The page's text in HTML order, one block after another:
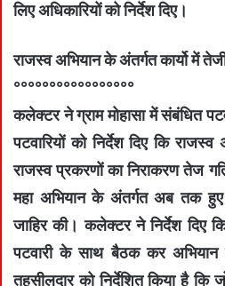
लिए अधिकारियों को निर्देश दिए।
राजस्‍व अभियान के अंतर्गत कार्यो में
°°°°°°°°°°°°°°°°°
कलेक्‍टर ने ग्राम मोहासा में संबंधित
पटवारियों को निर्देश दिए कि
राजस्‍व प्रकरणों का निराकरण तेज
महा अभियान के अंतर्गत अब तक हुए
जाहिर की। कलेक्‍टर ने निर्देश दिए
पटवारी के साथ बैठक कर अभियान
तहसीलदार को निर्देशित किया है कि